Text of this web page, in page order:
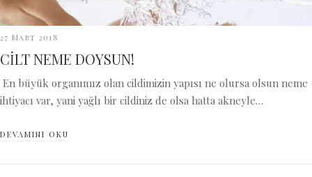
27 Mart 2018
CİLT NEME DOYSUN!
En büyük organımız olan cildimizin yapısı ne olursa olsun neme
ihtiyacı var, yani yağlı bir cildiniz de olsa hatta akneyle…
DEVAMINI OKU